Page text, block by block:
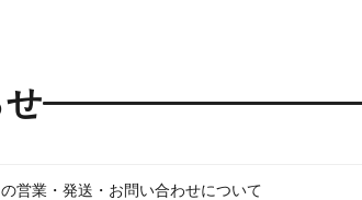
営業・発送・お問い合わせについて